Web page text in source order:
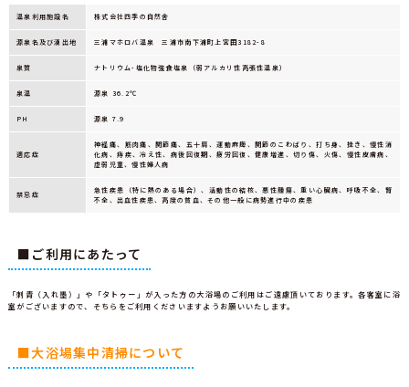
温泉利用施設名 株式会社四季の自然舎
源泉名及び湧出地 三浦マホロバ温泉 三浦市南下浦町上宮田3182-8
泉質 ナトリウム-塩化物強食塩泉（弱アルカリ性高張性温泉）
泉温 源泉 36.2℃
PH 源泉 7.9
適応症
神経痛、筋肉痛、関節痛、五十肩、運動麻痺、関節のこわばり、打ち身、挫き、慢性消
化病、痔疾、冷え性、病後回復期、疲労回復、健康増進、切り傷、火傷、慢性皮膚病、
虚弱児童、慢性婦人病
禁忌症
急性疾患（特に熱のある場合）、活動性の結核、悪性腫瘍、重い心臓病、呼吸不全、腎
不全、出血性疾患、高度の貧血、その他一般に病勢進行中の疾患
■ご利用にあたって
「刺青（入れ墨）」や「タトゥー」が入った方の大浴場のご利用はご遠慮頂いております。各客室に浴
室がございますので、そちらをご利用くださいますようお願いいたします。
■大浴場集中清掃について